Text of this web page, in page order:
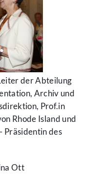
der Abteilung
Archiv und
Prof.in
Rhode Island und
Präsidentin des
Ott